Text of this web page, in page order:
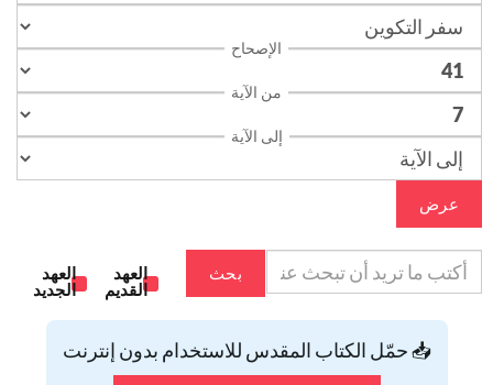
الإصحاح
من الآية
إلى الآية
عرض
بحث
العهد
القديم
العهد
الجديد
📥 حمّل الكتاب المقدس للاستخدام بدون إنترنت